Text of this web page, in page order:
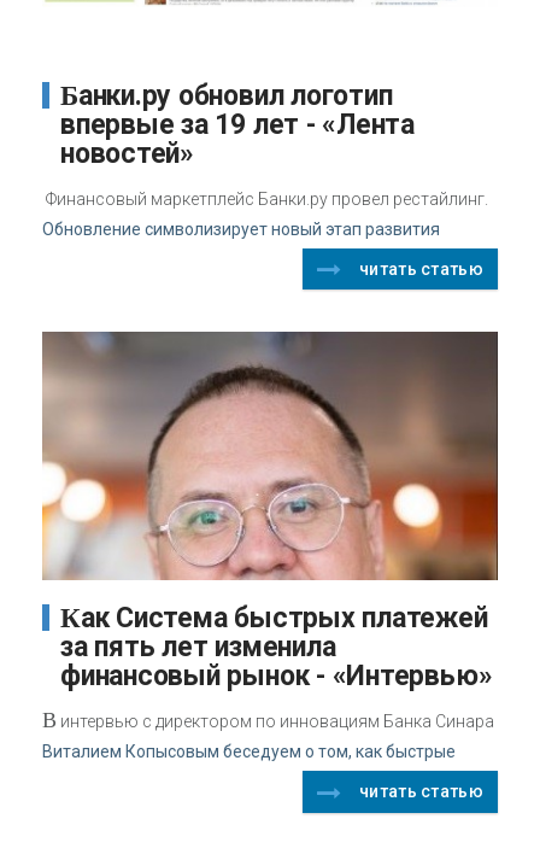
Банки.ру обновил логотип
впервые за 19 лет - «Лента
новостей»
Финансовый маркетплейс Банки.ру провел рестайлинг.
Обновление символизирует новый этап развития
читать статью
Как Система быстрых платежей
за пять лет изменила
финансовый рынок - «Интервью»
В интервью с директором по инновациям Банка Синара
Виталием Копысовым беседуем о том, как быстрые
читать статью